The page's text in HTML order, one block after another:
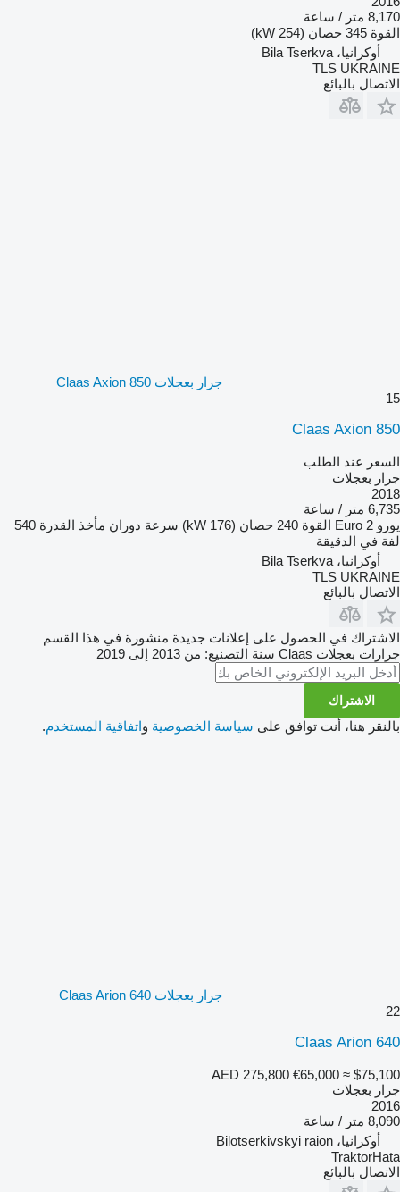
8,170 متر / ساعة
القوة 345 حصان (254 kW)
أوكرانيا، Bila Tserkva
TLS UKRAINE
الاتصال بالبائع
جرار بعجلات Claas Axion 850
15
Claas Axion 850
السعر عند الطلب
جرار بعجلات
2018
6,735 متر / ساعة
يورو Euro 2 القوة 240 حصان (176 kW) سرعة دوران مأخذ القدرة 540
لفة في الدقيقة
أوكرانيا، Bila Tserkva
TLS UKRAINE
الاتصال بالبائع
الاشتراك في الحصول على إعلانات جديدة منشورة في هذا القسم
جرارات بعجلات Claas سنة التصنيع: من 2013 إلى 2019
الاشتراك
بالنقر هنا، أنت توافق على سياسة الخصوصية واتفاقية المستخدم.
جرار بعجلات Claas Arion 640
22
Claas Arion 640
AED 275,800 €65,000 ≈ $75,100
جرار بعجلات
2016
8,090 متر / ساعة
أوكرانيا، Bilotserkivskyi raion
TraktorHata
الاتصال بالبائع